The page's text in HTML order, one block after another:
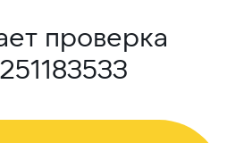
проверка